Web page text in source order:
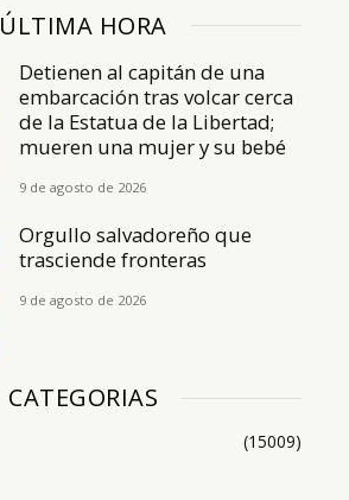
ÚLTIMA HORA
Detienen al capitán de una
embarcación tras volcar cerca
de la Estatua de la Libertad;
mueren una mujer y su bebé
9 de agosto de 2026
Orgullo salvadoreño que
trasciende fronteras
9 de agosto de 2026
CATEGORIAS
(15009)